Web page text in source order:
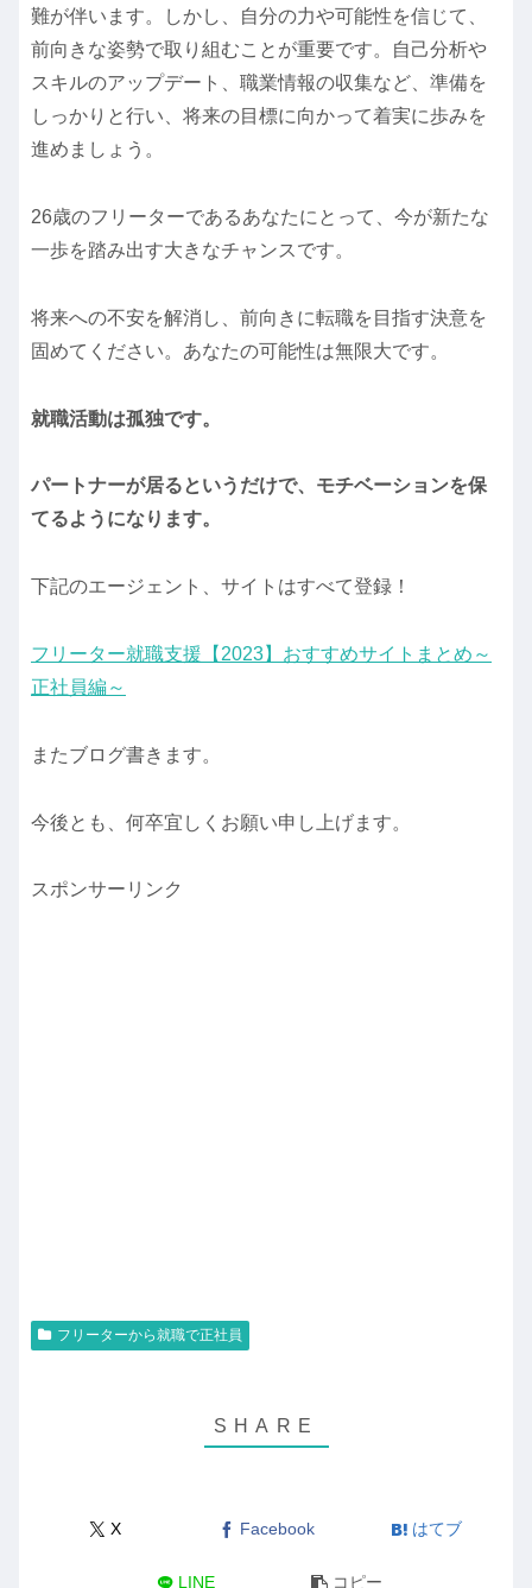
難が伴います。しかし、自分の力や可能性を信じて、
前向きな姿勢で取り組むことが重要です。自己分析や
スキルのアップデート、職業情報の収集など、準備を
しっかりと行い、将来の目標に向かって着実に歩みを
進めましょう。
26歳のフリーターであるあなたにとって、今が新たな
一歩を踏み出す大きなチャンスです。
将来への不安を解消し、前向きに転職を目指す決意を
固めてください。あなたの可能性は無限大です。
就職活動は孤独です。
パートナーが居るというだけで、モチベーションを保
てるようになります。
下記のエージェント、サイトはすべて登録！
フリーター就職支援【2023】おすすめサイトまとめ～
正社員編～
またブログ書きます。
今後とも、何卒宜しくお願い申し上げます。
スポンサーリンク
フリーターから就職で正社員
X Facebook はてブ
LINE コピー